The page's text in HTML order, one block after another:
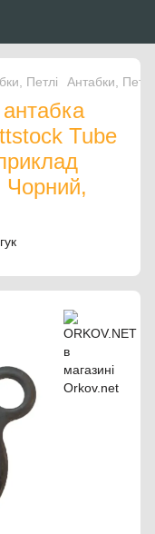
Петлі Антабки,
Tube
Чорний,